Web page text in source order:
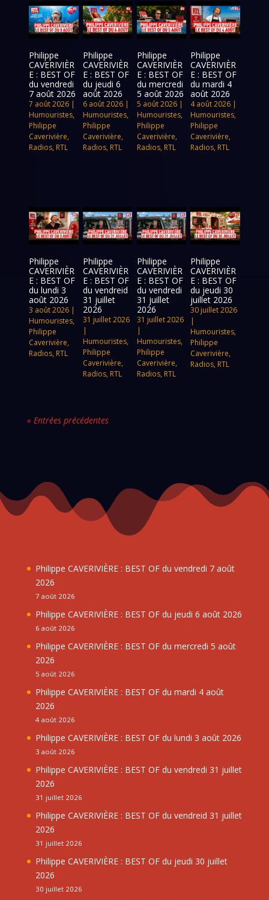
Philippe
CAVERIVIÈR
E : BEST OF
du vendredi
7 août 2026
7 août 2026 |
Humouristes,
Philippe
Caverivière,
Radios, RTL
Philippe
CAVERIVIÈR
E : BEST OF
du jeudi 6
août 2026
6 août 2026|
Humouristes,
Philippe
Caverivière,
Radios, RTL
Philippe
CAVERIVIÈR
E : BEST OF
du mercredi
5 août 2026
5 août 2026|
Humouristes,
Philippe
Caverivière,
Radios, RTL
Philippe
CAVERIVIÈR
E : BEST OF
du mardi 4
août 2026
4 août 2026 |
Humouristes,
Philippe
Caverivière,
Radios, RTL
Philippe
CAVERIVIÈR
E : BEST OF
du lundi 3
août 2026
3 août 2026 |
Humouristes,
Philippe
Caverivière,
Radios, RTL
Philippe
CAVERIVIÈR
E : BEST OF
du vendreid
31 juillet
2026
31 juillet 2026
|
Humouristes,
Philippe
Caverivière,
Radios, RTL
Philippe
CAVERIVIÈR
E : BEST OF
du vendredi
31 juillet
2026
31 juillet 2026
|
Humouristes,
Philippe
Caverivière,
Radios, RTL
Philippe
CAVERIVIÈR
E : BEST OF
du jeudi 30
juillet 2026
30 juillet 2026
|
Humouristes,
Philippe
Caverivière,
Radios, RTL
« Entrées précédentes
Philippe CAVERIVIÈRE : BEST OF du vendredi 7 août
2026
7 août 2026
Philippe CAVERIVIÈRE : BEST OF du jeudi 6 août 2026
6 août 2026
Philippe CAVERIVIÈRE : BEST OF du mercredi 5 août
2026
5 août 2026
Philippe CAVERIVIÈRE : BEST OF du mardi 4 août
2026
4 août 2026
Philippe CAVERIVIÈRE : BEST OF du lundi 3 août 2026
3 août 2026
Philippe CAVERIVIÈRE : BEST OF du vendredi 31 juillet
2026
31 juillet 2026
Philippe CAVERIVIÈRE : BEST OF du vendreid 31 juillet
2026
31 juillet 2026
Philippe CAVERIVIÈRE : BEST OF du jeudi 30 juillet
2026
30 juillet 2026